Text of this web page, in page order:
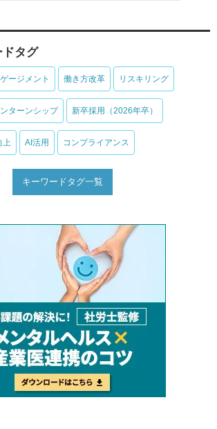
タグ
ージメント 働き方改革 リスキリング
ターンシップ 新卒採用（2026年卒）
上 AI活用 コンプライアンス
キーワードタグ一覧